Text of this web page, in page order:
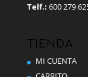
Telf.: 600 279
TIENDA
MI CUENTA